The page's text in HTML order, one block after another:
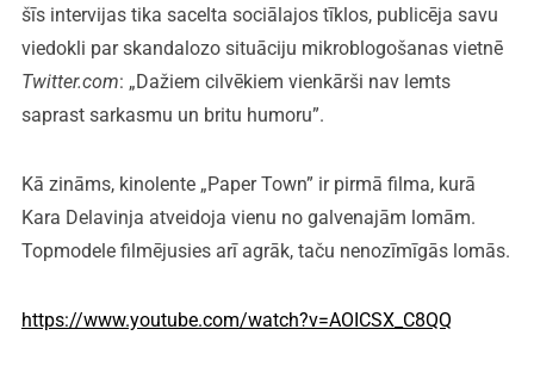
šīs intervijas tika sacelta sociālajos tīklos, publicēja savu
viedokli par skandalozo situāciju mikroblogošanas vietnē
Twitter.com: „Dažiem cilvēkiem vienkārši nav lemts
saprast sarkasmu un britu humoru”.
Kā zināms, kinolente „Paper Town” ir pirmā filma, kurā
Kara Delavinja atveidoja vienu no galvenajām lomām.
Topmodele filmējusies arī agrāk, taču nenozīmīgās lomās.
https://www.youtube.com/watch?v=AOICSX_C8QQ